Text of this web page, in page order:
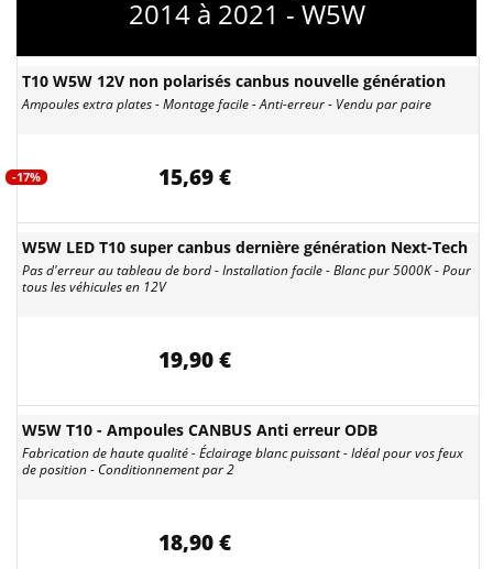
2014 à 2021 - W5W
T10 W5W 12V non polarisés canbus nouvelle génération
Ampoules extra plates - Montage facile - Anti-erreur - Vendu par paire
-17% 15,69 €
W5W LED T10 super canbus dernière génération Next-Tech
Pas d'erreur au tableau de bord - Installation facile - Blanc pur 5000K - Pour
tous les véhicules en 12V
19,90 €
W5W T10 - Ampoules CANBUS Anti erreur ODB
Fabrication de haute qualité - Éclairage blanc puissant - Idéal pour vos feux
de position - Conditionnement par 2
18,90 €